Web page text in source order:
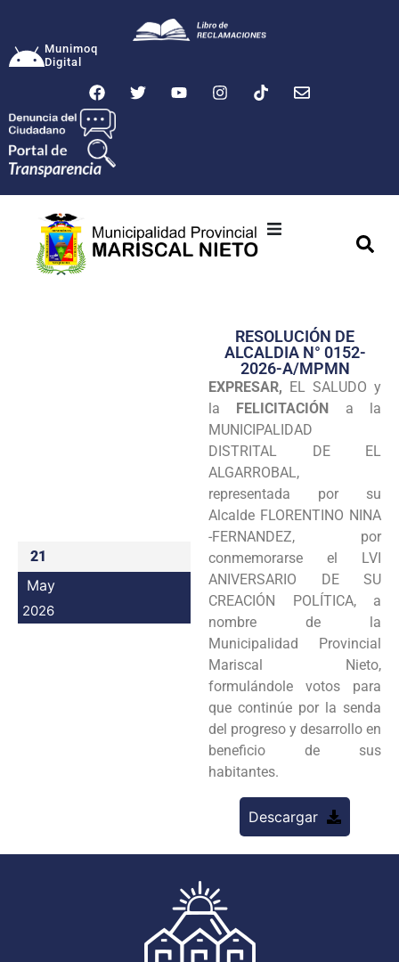
Munimoq
Digital
Transparencia
Seguridad
Programas
Intranet
21
May
2026
RESOLUCIÓN DE
ALCALDIA N° 0152-
2026-A/MPMN
EXPRESAR, EL SALUDO y
la FELICITACIÓN a la
MUNICIPALIDAD
DISTRITAL DE EL
ALGARROBAL,
representada por su
Alcalde FLORENTINO NINA
-FERNANDEZ, por
conmemorarse el LVI
ANIVERSARIO DE SU
CREACIÓN POLÍTICA, a
nombre de la
Municipalidad Provincial
Mariscal Nieto,
formulándole votos para
que continúe por la senda
del progreso y desarrollo en
beneficio de sus
habitantes.
Descargar